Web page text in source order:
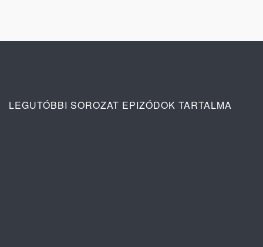
LEGUTÓBBI SOROZAT EPIZÓDOK TARTALMA